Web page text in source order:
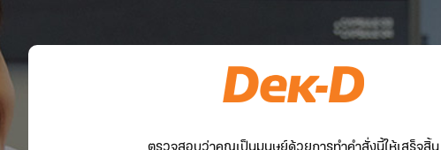
ตรวจสอบว่าคุณเป็นมนุษย์ด้วยการทำคำสั่งนี้ให้เสร็จสิ้น